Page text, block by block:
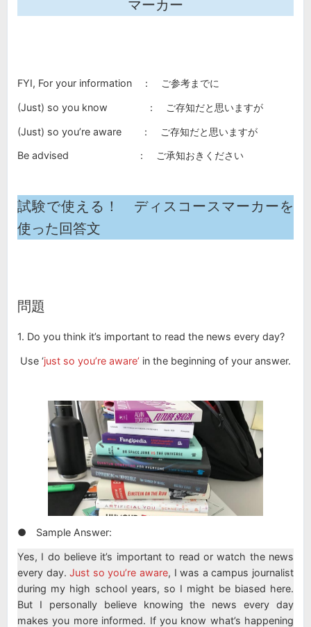
マーカー
FYI, For your information ： ご参考までに
(Just) so you know ： ご存知だと思いますが
(Just) so you’re aware ： ご存知だと思いますが
Be advised ： ご承知おきください
試験で使える！ ディスコースマーカーを
使った回答文
問題
1. Do you think it’s important to read the news every day?
Use ‘just so you’re aware’ in the beginning of your answer.
● Sample Answer:
Yes, I do believe it’s important to read or watch the news
every day. Just so you’re aware, I was a campus journalist
during my high school years, so I might be biased here.
But I personally believe knowing the news every day
makes you more informed. If you know what’s happening